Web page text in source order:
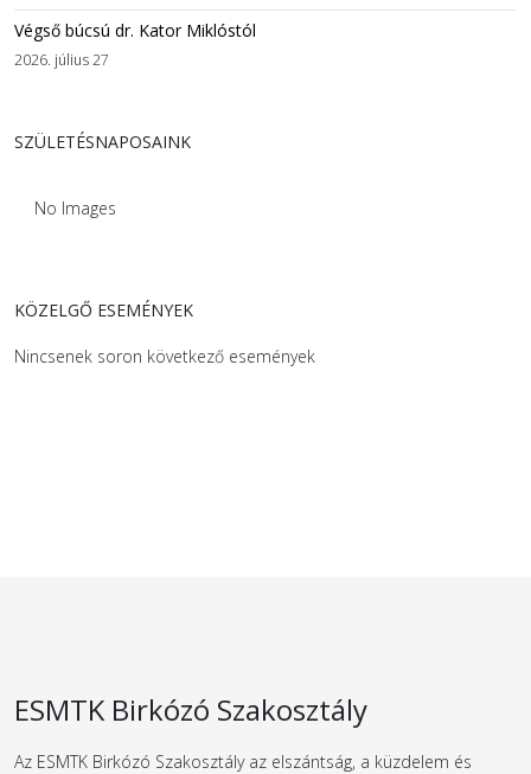
Végső búcsú dr. Kator Miklóstól
2026. július 27
SZÜLETÉSNAPOSAINK
No Images
KÖZELGŐ ESEMÉNYEK
Nincsenek soron következő események
ESMTK Birkózó Szakosztály
Az ESMTK Birkózó Szakosztály az elszántság, a küzdelem és